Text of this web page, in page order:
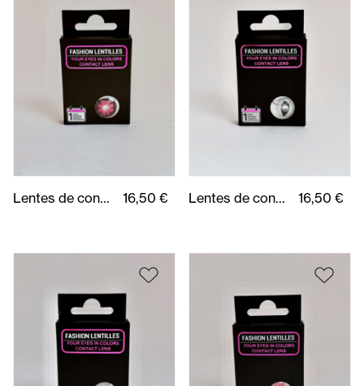
Lentes de contacto fantasia Cyber Purple (2Uds) 16,50 € Lentes de contacto fantasia White Cat (2Uds) 16,50 €